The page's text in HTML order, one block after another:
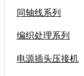
同轴线系列
编织处理系列
电源插头压接机